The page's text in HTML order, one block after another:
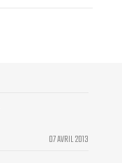
07 AVRIL 2013